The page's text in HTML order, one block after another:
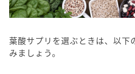
葉酸サプリを選ぶときは、以下
みましょう。